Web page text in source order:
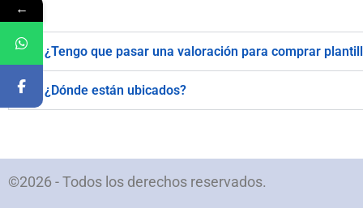
¿Tengo que pasar una valoración para comprar
¿Dónde están ubicados?
©2026 - Todos los derechos reservados.
←